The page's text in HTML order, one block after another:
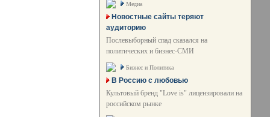
Медиа
Новостные сайты теряют
аудиторию
Послевыборный спад сказался на
политических и бизнес-СМИ
Бизнес и Политика
В Россию с любовью
Культовый бренд "Love is" лицензировали на
российском рынке